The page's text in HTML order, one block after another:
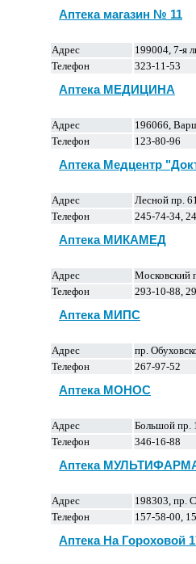
Аптека магазин № 11
Адрес
199004, 7-я
Телефон
323-11-53
Аптека МЕДИЦИНА
Адрес
196066,
Телефон
123-80-96
Аптека Медцентр
Адрес
Лесной пр.
Телефон
245-74-34,
Аптека МИКАМЕД
Адрес
Московский
Телефон
293-10-88,
Аптека МИПС
Адрес
пр.
Телефон
267-97-52
Аптека МОНОС
Адрес
Большой пр.
Телефон
346-16-88
Аптека
Адрес
198303, пр.
Телефон
157-58-00,
Аптека На Гороховой